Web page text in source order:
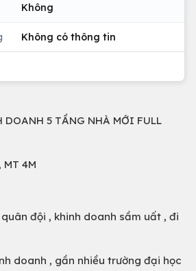
Không
Không có thông tin
DOANH 5 TẦNG NHÀ MỚI FULL
MT 4M
đội , khinh doanh sầm uất , đi
doanh , gần nhiều trường đại học